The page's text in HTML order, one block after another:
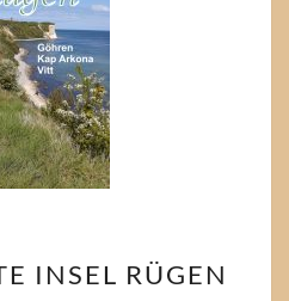
INSEL
INSEL RÜGEN